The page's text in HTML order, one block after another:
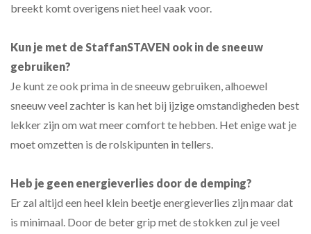
breekt komt overigens niet heel vaak voor.
Kun je met de StaffanSTAVEN ook in de sneeuw
gebruiken?
Je kunt ze ook prima in de sneeuw gebruiken, alhoewel
sneeuw veel zachter is kan het bij ijzige omstandigheden best
lekker zijn om wat meer comfort te hebben. Het enige wat je
moet omzetten is de rolskipunten in tellers.
Heb je geen energieverlies door de demping?
Er zal altijd een heel klein beetje energieverlies zijn maar dat
is minimaal. Door de beter grip met de stokken zul je veel